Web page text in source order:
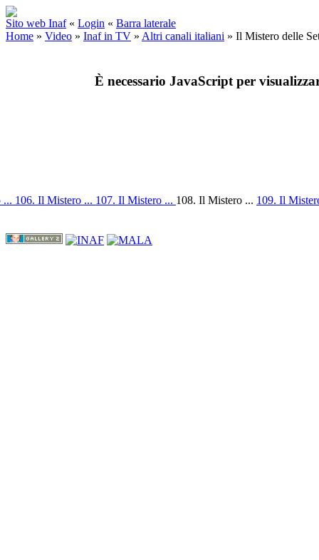
Sito web Inaf « Login « Barra laterale
Home » Video » Inaf in TV » Altri canali italiani » Il Mistero delle
È necessario JavaScript per
... 106. Il Mistero ... 107. Il Mistero ... 108. Il Mistero ... 109. Il